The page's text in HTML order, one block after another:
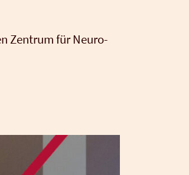
Zen­trum für Neu­ro­